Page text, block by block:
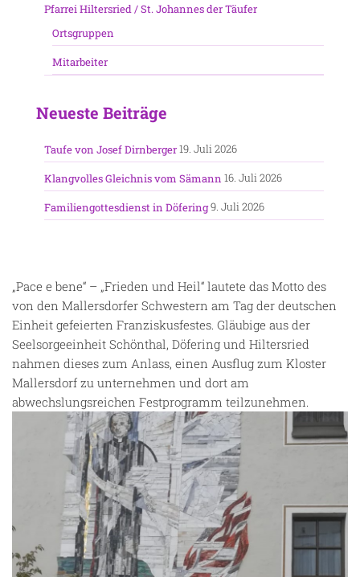
Pfarrei Hiltersried / St. Johannes der Täufer
Ortsgruppen
Mitarbeiter
Neueste Beiträge
Taufe von Josef Dirnberger19. Juli 2026
Klangvolles Gleichnis vom Sämann 16. Juli 2026
Familiengottesdienst in Döfering9. Juli 2026
„Pace e bene“ – „Frieden und Heil“ lautete das Motto des
von den Mallersdorfer Schwestern am Tag der deutschen
Einheit gefeierten Franziskusfestes. Gläubige aus der
Seelsorgeeinheit Schönthal, Döfering und Hiltersried
nahmen dieses zum Anlass, einen Ausflug zum Kloster
Mallersdorf zu unternehmen und dort am
abwechslungsreichen Festprogramm teilzunehmen.